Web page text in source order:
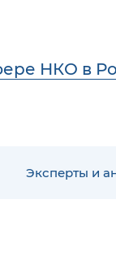
НКО в
Эксперты и